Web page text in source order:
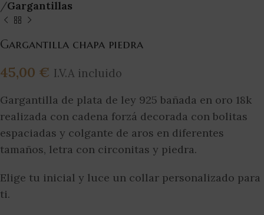
Gargantillas
Gargantilla chapa piedra
45,00 € I.V.A incluido
Gargantilla de plata de ley 925 bañada en oro 18k
realizada con cadena forzá decorada con bolitas
espaciadas y colgante de aros en diferentes
tamaños, letra con circonitas y piedra.
Elige tu inicial y luce un collar personalizado para
ti.